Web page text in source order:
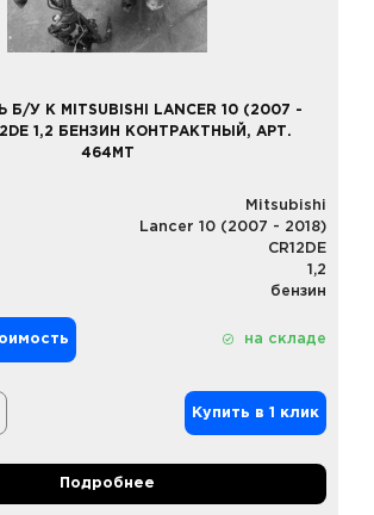
Б/У К MITSUBISHI LANCER 10 (2007 -
1,2 БЕНЗИН КОНТРАКТНЫЙ, АРТ.
464MT
Mitsubishi
Lancer 10 (2007 - 2018)
CR12DE
1,2
бензин
на складе
Купить в 1 клик
Подробнее